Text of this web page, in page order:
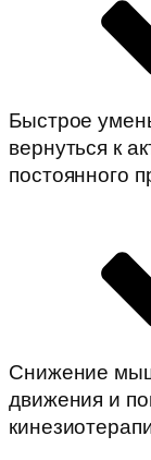
Быстрое
вернуться к
постоянного
Снижение
движения и